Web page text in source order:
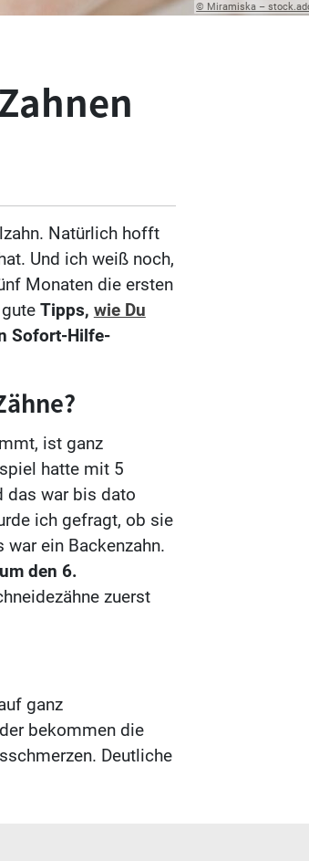
© Miramiska –
Natürlich hofft
Und ich weiß noch,
Monaten die ersten
Tipps, wie Du
Sofort-Hilfe-
ist ganz
hatte mit 5
das war bis dato
ich gefragt, ob sie
ein Backenzahn.
den 6.
zuerst
ganz
bekommen die
Deutliche